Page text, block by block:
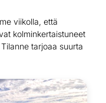
viikolla, että
kolminkertaistuneet
tarjoaa suurta